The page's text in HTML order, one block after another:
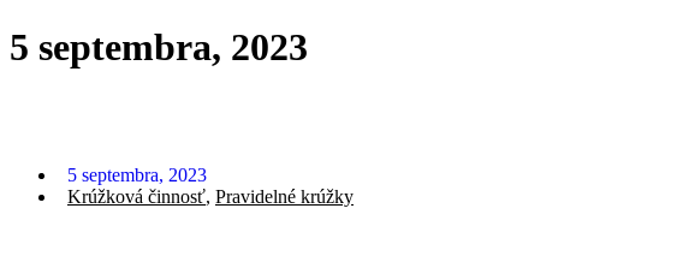
5 septembra, 2023
5 septembra, 2023
Krúžková činnosť, Pravidelné krúžky